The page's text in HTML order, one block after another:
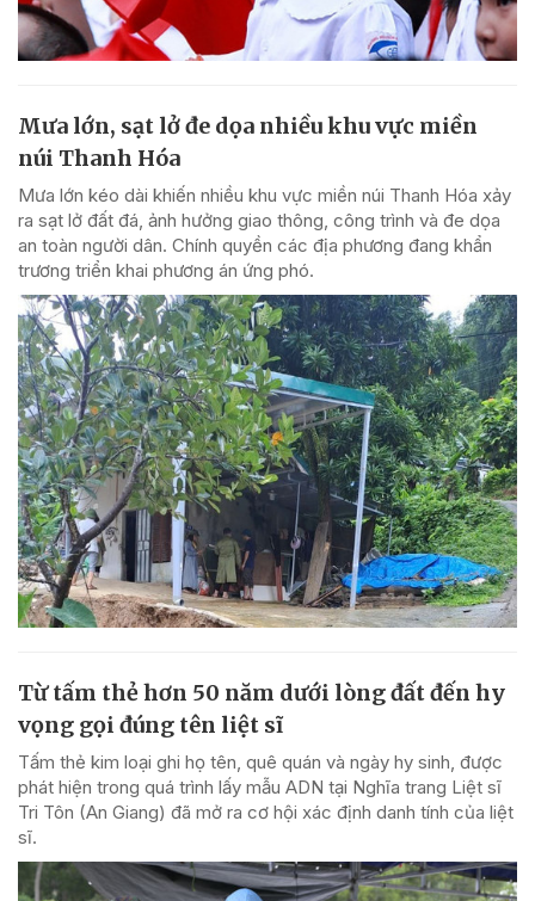
Mưa lớn, sạt lở đe dọa nhiều khu vực miền
núi Thanh Hóa
Mưa lớn kéo dài khiến nhiều khu vực miền núi Thanh Hóa xảy
ra sạt lở đất đá, ảnh hưởng giao thông, công trình và đe dọa
an toàn người dân. Chính quyền các địa phương đang khẩn
trương triển khai phương án ứng phó.
Từ tấm thẻ hơn 50 năm dưới lòng đất đến hy
vọng gọi đúng tên liệt sĩ
Tấm thẻ kim loại ghi họ tên, quê quán và ngày hy sinh, được
phát hiện trong quá trình lấy mẫu ADN tại Nghĩa trang Liệt sĩ
Tri Tôn (An Giang) đã mở ra cơ hội xác định danh tính của liệt
sĩ.